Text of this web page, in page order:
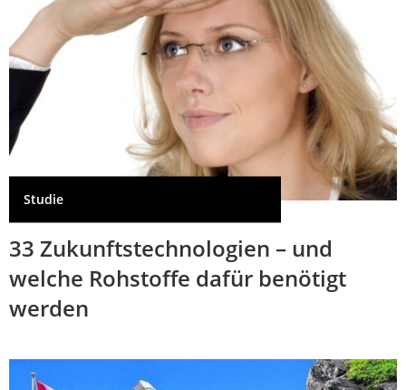
Studie
33 Zukunftstechnologien – und
welche Rohstoffe dafür benötigt
werden